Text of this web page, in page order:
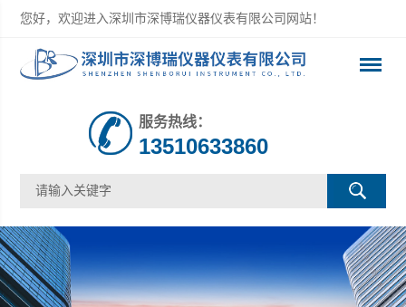
您好，欢迎进入深圳市深博瑞仪器仪表有限公司网站！
服务热线：
13510633860